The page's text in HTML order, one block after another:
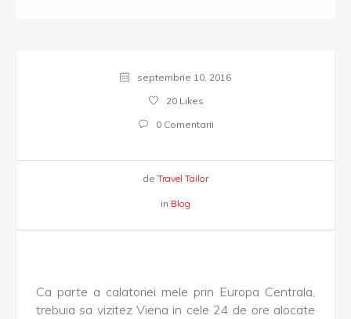
septembrie 10, 2016
20Likes
0 Comentarii
de Travel Tailor
in Blog
Ca parte a calatoriei mele prin Europa Centrala,
trebuia sa vizitez Viena in cele 24 de ore alocate